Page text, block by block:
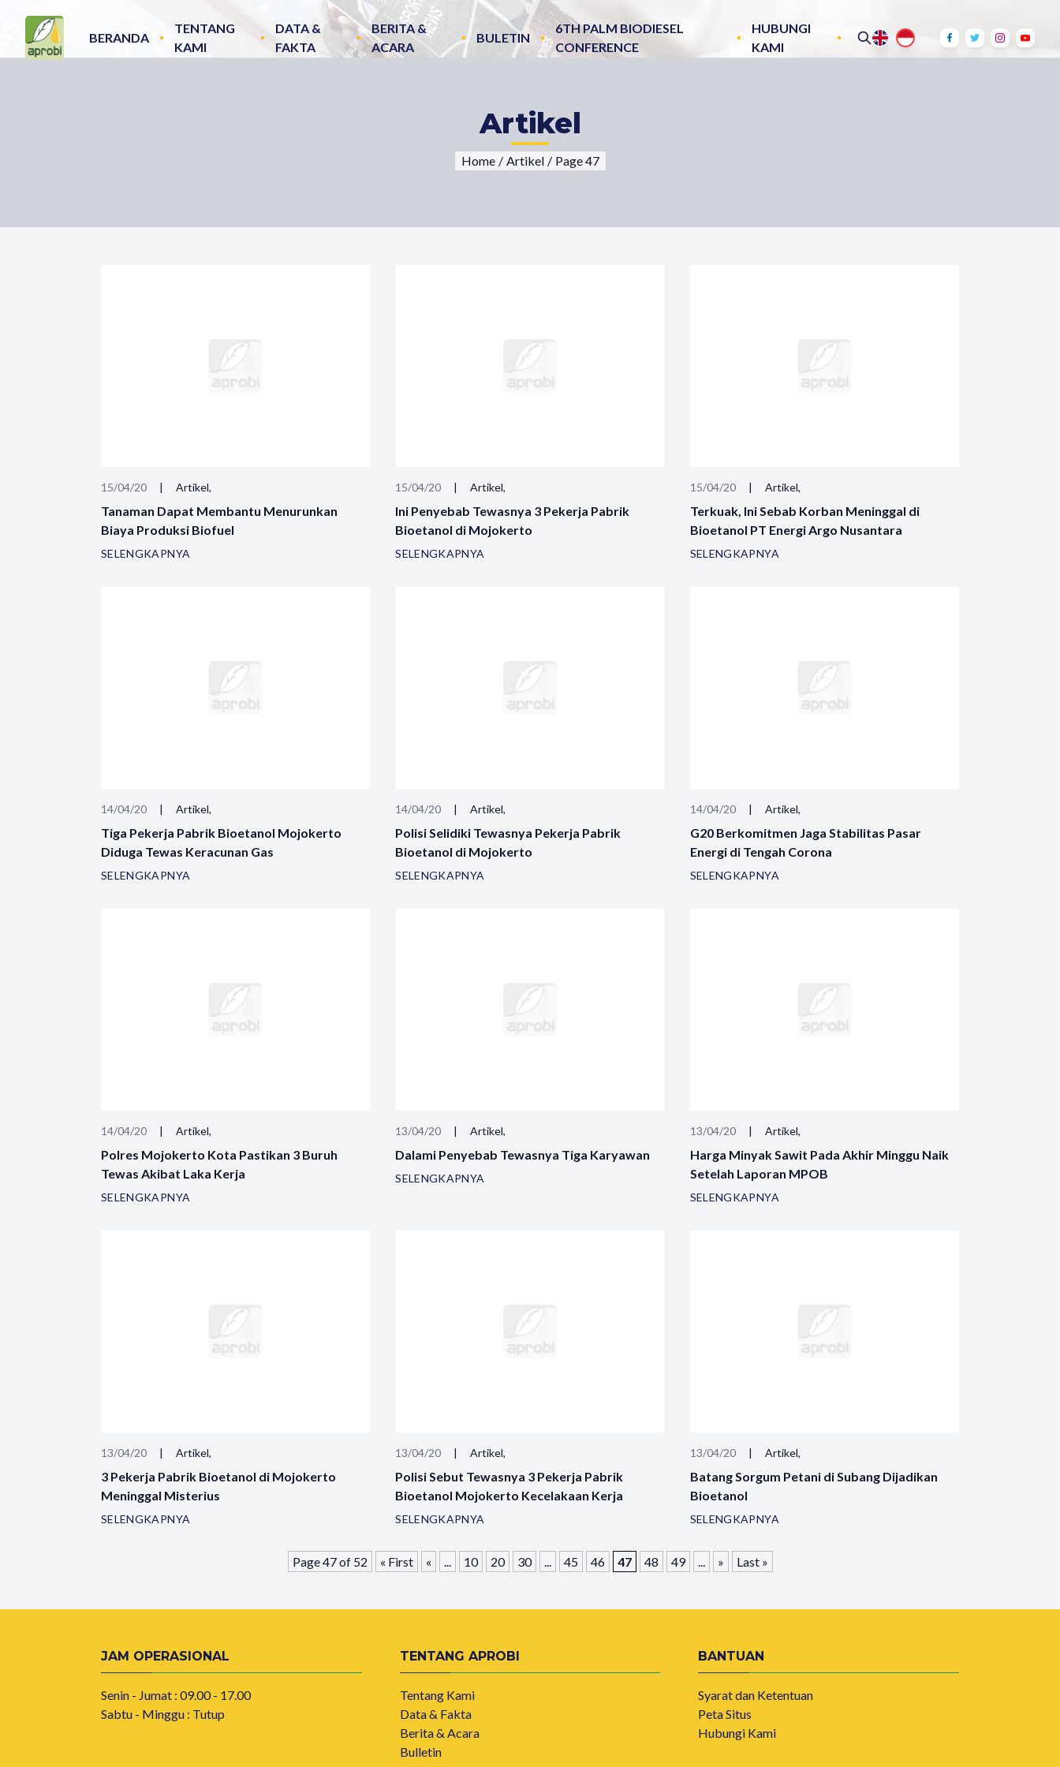
BERANDA
TENTANG
KAMI
DATA &
FAKTA
BERITA &
ACARA
BULETIN
6TH PALM BIODIESEL
CONFERENCE
HUBUNGI
KAMI
Artikel
Home / Artikel / Page 47
15/04/20 | Artikel,
Tanaman Dapat Membantu Menurunkan
Biaya Produksi Biofuel
SELENGKAPNYA
15/04/20 | Artikel,
Ini Penyebab Tewasnya 3 Pekerja Pabrik
Bioetanol di Mojokerto
SELENGKAPNYA
15/04/20 | Artikel,
Terkuak, Ini Sebab Korban Meninggal di
Bioetanol PT Energi Argo Nusantara
SELENGKAPNYA
14/04/20 | Artikel,
Tiga Pekerja Pabrik Bioetanol Mojokerto
Diduga Tewas Keracunan Gas
SELENGKAPNYA
14/04/20 | Artikel,
Polisi Selidiki Tewasnya Pekerja Pabrik
Bioetanol di Mojokerto
SELENGKAPNYA
14/04/20 | Artikel,
G20 Berkomitmen Jaga Stabilitas Pasar
Energi di Tengah Corona
SELENGKAPNYA
14/04/20 | Artikel,
Polres Mojokerto Kota Pastikan 3 Buruh
Tewas Akibat Laka Kerja
SELENGKAPNYA
13/04/20 | Artikel,
Dalami Penyebab Tewasnya Tiga Karyawan
SELENGKAPNYA
13/04/20 | Artikel,
Harga Minyak Sawit Pada Akhir Minggu Naik
Setelah Laporan MPOB
SELENGKAPNYA
13/04/20 | Artikel,
3 Pekerja Pabrik Bioetanol di Mojokerto
Meninggal Misterius
SELENGKAPNYA
13/04/20 | Artikel,
Polisi Sebut Tewasnya 3 Pekerja Pabrik
Bioetanol Mojokerto Kecelakaan Kerja
SELENGKAPNYA
13/04/20 | Artikel,
Batang Sorgum Petani di Subang Dijadikan
Bioetanol
SELENGKAPNYA
Page 47 of 52 « First « ... 10 20 30 ... 45 46 47 48 49 ... » Last »
JAM OPERASIONAL
Senin - Jumat : 09.00 - 17.00
Sabtu - Minggu : Tutup
TENTANG APROBI
Tentang Kami
Data & Fakta
Berita & Acara
Bulletin
BANTUAN
Syarat dan Ketentuan
Peta Situs
Hubungi Kami